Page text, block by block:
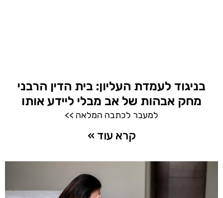
בניגוד לעמדת העליון: בית הדין הרבני
מחק אבהות של אב מבלי ליידע אותו
למעבר לכתבה המלאה >>
קרא עוד »